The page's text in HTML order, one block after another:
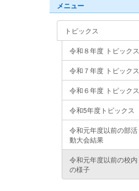
メニュー
トピックス
令和８年度 トピックス
令和７年度 トピックス
令和６年度 トピックス
令和5年度トピックス
令和元年度以前の部活
動大会結果
令和元年度以前の校内
の様子